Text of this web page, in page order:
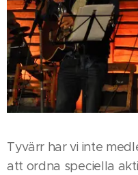
Tyvärr har vi inte
att ordna speciella